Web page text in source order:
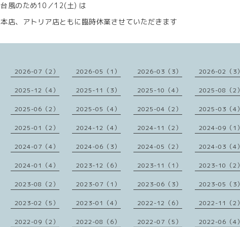
台風のため10／12(土) は
本店、アトリア店ともに臨時休業させていただきます
2026-07（2） 2026-05（1） 2026-03（3） 2026-02（3）
2025-12（4） 2025-11（3） 2025-10（4） 2025-08（2）
2025-06（2） 2025-05（4） 2025-04（2） 2025-03（4）
2025-01（2） 2024-12（4） 2024-11（2） 2024-09（1）
2024-07（4） 2024-06（3） 2024-05（2） 2024-03（4）
2024-01（4） 2023-12（6） 2023-11（1） 2023-10（2）
2023-08（2） 2023-07（1） 2023-06（3） 2023-05（3）
2023-02（5） 2023-01（4） 2022-12（6） 2022-11（2）
2022-09（2） 2022-08（6） 2022-07（5） 2022-06（4）